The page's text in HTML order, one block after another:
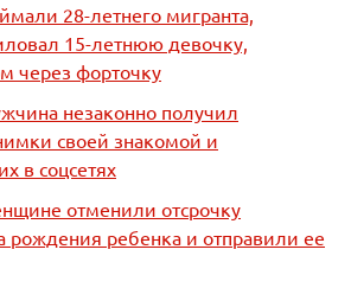
28-летнего мигранта,
15-летнюю девочку,
через форточку
незаконно получил
своей знакомой и
в соцсетях
отменили отсрочку
рождения ребенка и отправили ее